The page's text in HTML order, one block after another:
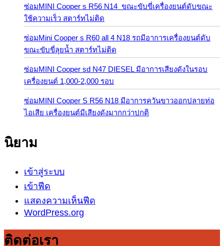
ซ่อมMINI Cooper s R56 N14 ขณะขับขี่เครื่องยนต์ดับขณะ
ใช้ความเร็ว สตาร์ทไม่ติด
ซ่อมMini Cooper s R60 all 4 N18 รถมีอาการเครื่องยนต์ดับ
ขณะขับขี่ลุยน้ำ สตาร์ทไม่ติด
ซ่อมMINI Cooper sd N47 DIESEL มีอาการเสียงดังในรอบ
เครื่องยนต์ 1,000-2,000 รอบ
ซ่อมMINI Cooper S R56 N18 มีอาการควันขาวออกปลายท่อ
ไอเสีย เครื่องยนต์มีเสียงดังมากกว่าปกติ
นิยาม
เข้าสู่ระบบ
เข้าฟีด
แสดงความเห็นฟีด
WordPress.org
ติดต่อเรา